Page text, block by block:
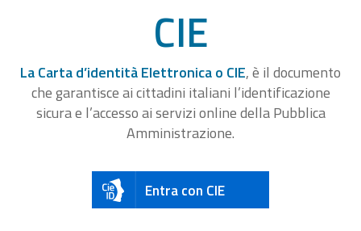
CIE
La Carta d’identità Elettronica o CIE, è il documento
che garantisce ai cittadini italiani l’identificazione
sicura e l’accesso ai servizi online della Pubblica
Amministrazione.
Entra con CIE